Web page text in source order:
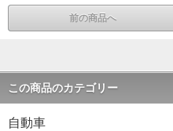
前の商品へ
この商品のカテゴリー
自動車